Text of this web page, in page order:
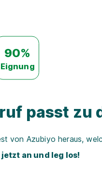
90%
Eignung
passt zu
von Azubiyo heraus,
an und leg los!